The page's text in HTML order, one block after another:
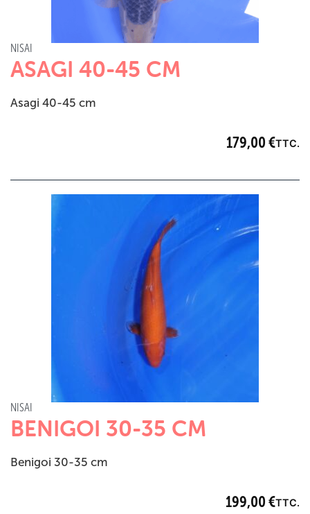
NISAI
ASAGI 40-45 CM
179,00 €TTC.
Asagi 40-45 cm
NISAI
BENIGOI 30-35 CM
199,00 €TTC.
Benigoi 30-35 cm